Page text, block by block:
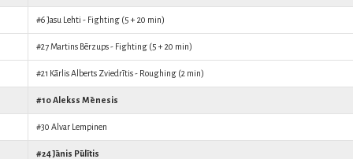
#6Jasu Lehti - Fighting (5 + 20 min)
#27Martins Bērzups- Fighting (5 + 20 min)
#21 Kārlis Alberts Zviedrītis- Roughing (2 min)
#10Alekss Mēnesis
#30 Alvar Lempinen
#24Jānis Pūlītis